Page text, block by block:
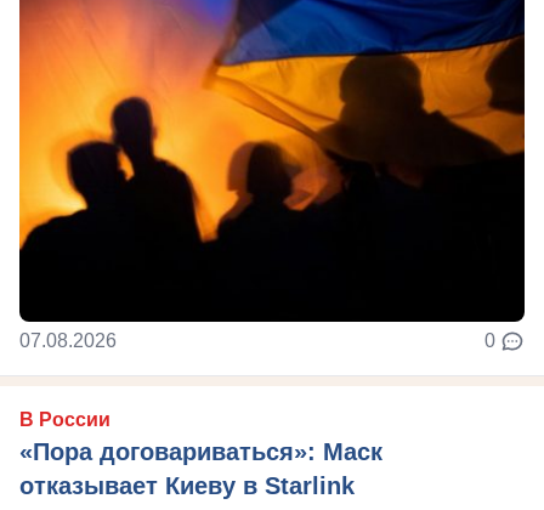
07.08.2026 0
В России
«Пора договариваться»: Маск
отказывает Киеву в Starlink